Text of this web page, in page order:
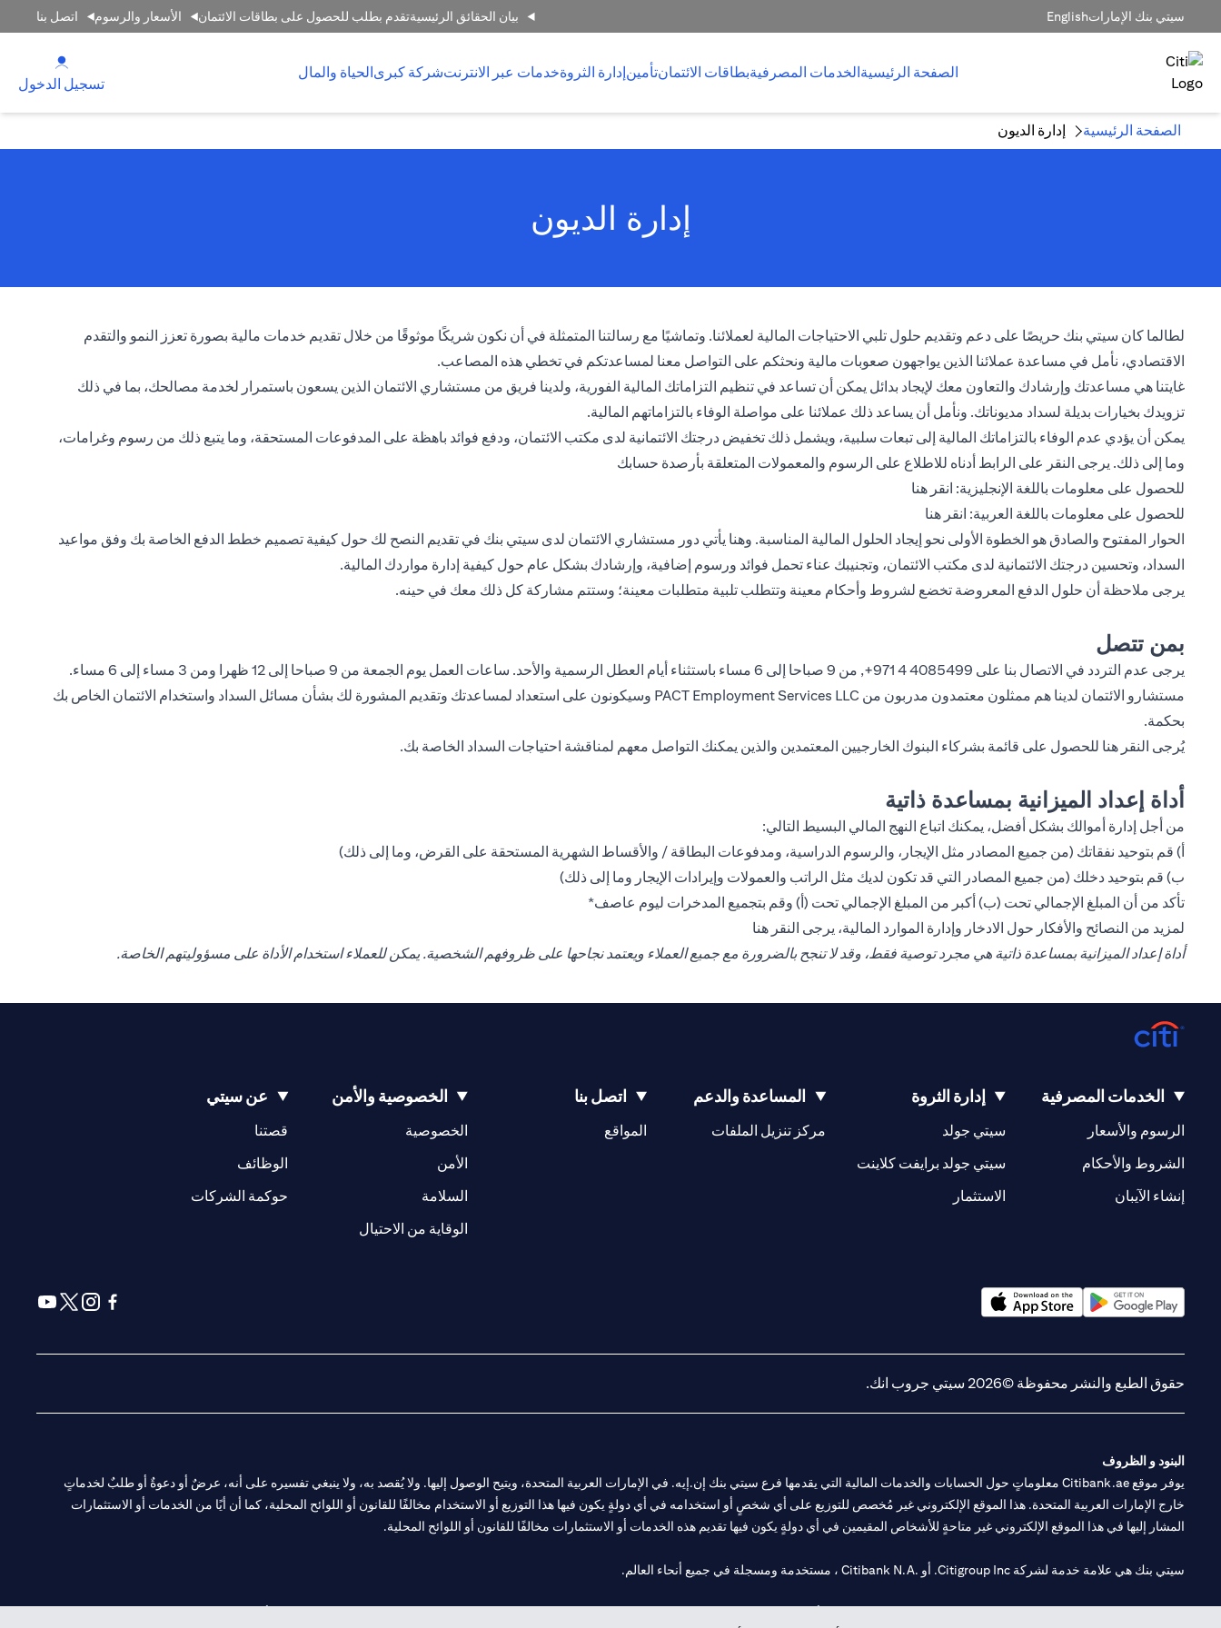
سيتي بنك الإماراتEnglish بيان الحقائق الرئيسيةتقدم بطلب للحصول على بطاقات الائتمان الأسعار والرسوم اتصل بنا
الصفحة الرئيسيةالخدمات المصرفيةبطاقات الائتمانتأمينإدارة الثروةخدمات عبر الانترنتشركة كبرىالحياة والمال
تسجيل الدخول
الصفحة الرئيسية إدارة الديون
إدارة الديون
لطالما كان سيتي بنك حريصًا على دعم وتقديم حلول تلبي الاحتياجات المالية لعملائنا. وتماشيًا مع رسالتنا المتمثلة في أن نكون شريكًا موثوقًا من خلال تقديم خدمات مالية بصورة تعزز النمو والتقدم
الاقتصادي، نأمل في مساعدة عملائنا الذين يواجهون صعوبات مالية ونحثكم على التواصل معنا لمساعدتكم في تخطي هذه المصاعب.
غايتنا هي مساعدتك وإرشادك والتعاون معك لإيجاد بدائل يمكن أن تساعد في تنظيم التزاماتك المالية الفورية، ولدينا فريق من مستشاري الائتمان الذين يسعون باستمرار لخدمة مصالحك، بما في ذلك
تزويدك بخيارات بديلة لسداد مديوناتك. ونأمل أن يساعد ذلك عملائنا على مواصلة الوفاء بالتزاماتهم المالية.
يمكن أن يؤدي عدم الوفاء بالتزاماتك المالية إلى تبعات سلبية، ويشمل ذلك تخفيض درجتك الائتمانية لدى مكتب الائتمان، ودفع فوائد باهظة على المدفوعات المستحقة، وما يتبع ذلك من رسوم وغرامات،
وما إلى ذلك. يرجى النقر على الرابط أدناه للاطلاع على الرسوم والمعمولات المتعلقة بأرصدة حسابك
للحصول على معلومات باللغة الإنجليزية: انقر هنا
للحصول على معلومات باللغة العربية: انقر هنا
الحوار المفتوح والصادق هو الخطوة الأولى نحو إيجاد الحلول المالية المناسبة. وهنا يأتي دور مستشاري الائتمان لدى سيتي بنك في تقديم النصح لك حول كيفية تصميم خطط الدفع الخاصة بك وفق مواعيد
السداد، وتحسين درجتك الائتمانية لدى مكتب الائتمان، وتجنيبك عناء تحمل فوائد ورسوم إضافية، وإرشادك بشكل عام حول كيفية إدارة مواردك المالية.
يرجى ملاحظة أن حلول الدفع المعروضة تخضع لشروط وأحكام معينة وتتطلب تلبية متطلبات معينة؛ وستتم مشاركة كل ذلك معك في حينه.
بمن تتصل
يرجى عدم التردد في الاتصال بنا على 4085499 4 971+
, من 9 صباحا إلى 6 مساء باستثناء أيام العطل الرسمية والأحد. ساعات العمل يوم الجمعة من 9 صباحا إلى 12 ظهرا ومن 3 مساء إلى 6 مساء.
مستشارو الائتمان لدينا هم ممثلون معتمدون مدربون من PACT Employment Services LLC وسيكونون على استعداد لمساعدتك وتقديم المشورة لك بشأن مسائل السداد واستخدام الائتمان الخاص بك
بحكمة.
يُرجى النقر هنا للحصول على قائمة بشركاء البنوك الخارجيين المعتمدين والذين يمكنك التواصل معهم لمناقشة احتياجات السداد الخاصة بك.
أداة إعداد الميزانية بمساعدة ذاتية
من أجل إدارة أموالك بشكل أفضل، يمكنك اتباع النهج المالي البسيط التالي:
أ) قم بتوحيد نفقاتك (من جميع المصادر مثل الإيجار، والرسوم الدراسية، ومدفوعات البطاقة / والأقساط الشهرية المستحقة على القرض، وما إلى ذلك)
ب) قم بتوحيد دخلك (من جميع المصادر التي قد تكون لديك مثل الراتب والعمولات وإيرادات الإيجار وما إلى ذلك)
تأكد من أن المبلغ الإجمالي تحت (ب) أكبر من المبلغ الإجمالي تحت (أ) وقم بتجميع المدخرات ليوم عاصف*
لمزيد من النصائح والأفكار حول الادخار وإدارة الموارد المالية، يرجى النقر هنا
أداة إعداد الميزانية بمساعدة ذاتية هي مجرد توصية فقط، وقد لا تنجح بالضرورة مع جميع العملاء ويعتمد نجاحها على ظروفهم الشخصية. يمكن للعملاء استخدام الأداة على مسؤوليتهم الخاصة.
الخدمات المصرفية
الرسوم والأسعار
الشروط والأحكام
إنشاء الآيبان
إدارة الثروة
سيتي جولد
سيتي جولد برايفت كلاينت
الاستثمار
المساعدة والدعم
مركز تنزيل الملفات
اتصل بنا
المواقع
(opens in a new tab)
الخصوصية والأمن
الخصوصية
الأمن
السلامة
الوقاية من الاحتيال
عن سيتي
قصتنا
(opens in a new tab)
الوظائف
(opens in a new tab)
حوكمة الشركات
(opens in a new tab)
حقوق الطبع والنشر محفوظة ©2026 سيتي جروب انك.
البنود و الظروف
يوفر موقع Citibank.ae معلوماتٍ حول الحسابات والخدمات المالية التي يقدمها فرع سيتي بنك إن.إيه. في الإمارات العربية المتحدة، ويتيح الوصول إليها. ولا يُقصد به، ولا ينبغي تفسيره على أنه، عرضٌ أو دعوةٌ أو طلبٌ لخدماتٍ
خارج الإمارات العربية المتحدة. هذا الموقع الإلكتروني غير مُخصص للتوزيع على أي شخصٍ أو استخدامه في أي دولةٍ يكون فيها هذا التوزيع أو الاستخدام مخالفًا للقانون أو اللوائح المحلية، كما أن أيًا من الخدمات أو الاستثمارات
المشار إليها في هذا الموقع الإلكتروني غير متاحةٍ للأشخاص المقيمين في أي دولةٍ يكون فيها تقديم هذه الخدمات أو الاستثمارات مخالفًا للقانون أو اللوائح المحلية.
سيتي بنك هي علامة خدمة لشركة Citigroup Inc. أو .Citibank N.A ، مستخدمة ومسجلة في جميع أنحاء العالم.